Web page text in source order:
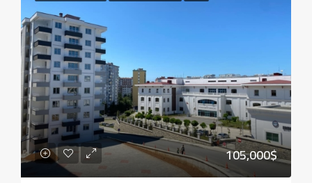
105,000$